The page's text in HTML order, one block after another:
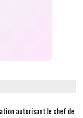
autorisant le chef de